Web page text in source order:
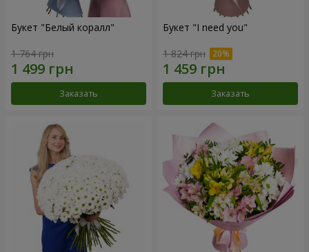
Букет "Белый коралл"
1 764 грн
Заказать
Букет "I need you"
1 824 грн
Заказать